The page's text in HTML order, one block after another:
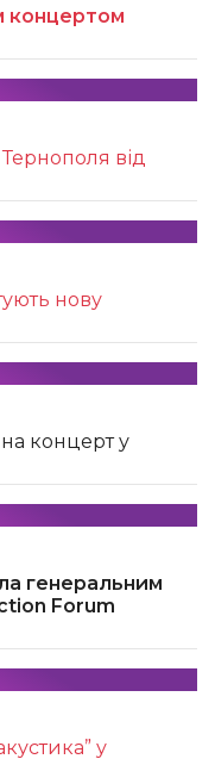
концертом
від
нову
концерт у
генеральним
Forum
у